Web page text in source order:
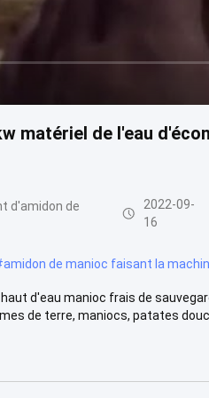
matériel de l'eau
d'amidon de
2022-09-
16
amidon de manioc faisant la
d'eau manioc frais de
de terre, maniocs, patates